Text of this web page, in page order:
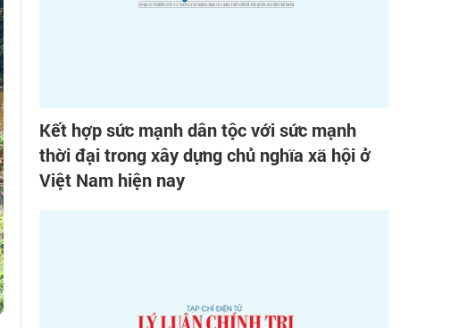
Kết hợp sức mạnh dân tộc với sức mạnh
thời đại trong xây dựng chủ nghĩa xã hội ở
Việt Nam hiện nay